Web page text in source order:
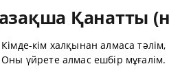
Қанатты
Кімде-кім халқынан алмаса тәлім,
Оны үйрете алмас ешбір мұғалім.